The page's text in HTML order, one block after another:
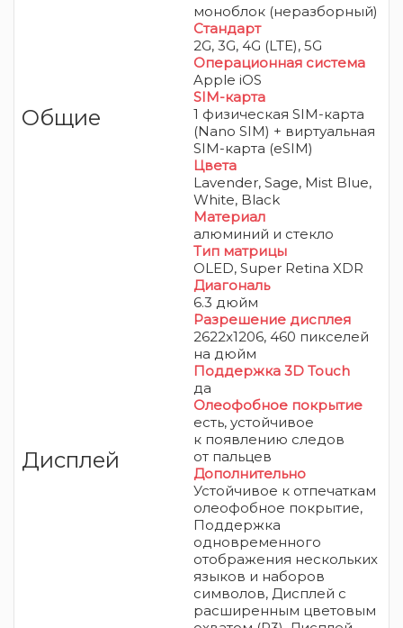
Общие
моноблок (неразборный)
Стандарт
2G, 3G, 4G (LTE), 5G
Операционная система
Apple iOS
SIM-карта
1 физическая SIM-карта
(Nano SIM) + виртуальная
SIM-карта (eSIM)
Цвета
Lavender, Sage, Mist Blue,
White, Black
Материал
алюминий и стекло
Дисплей
Тип матрицы
OLED, Super Retina XDR
Диагональ
6.3 дюйм
Разрешение дисплея
2622x1206, 460 пикселей
на дюйм
Поддержка 3D Touch
да
Олеофобное покрытие
есть, устойчивое
к появлению следов
от пальцев
Дополнительно
Устойчивое к отпечаткам
олеофобное покрытие,
Поддержка
одновременного
отображения нескольких
языков и наборов
символов, Дисплей с
расширенным цветовым